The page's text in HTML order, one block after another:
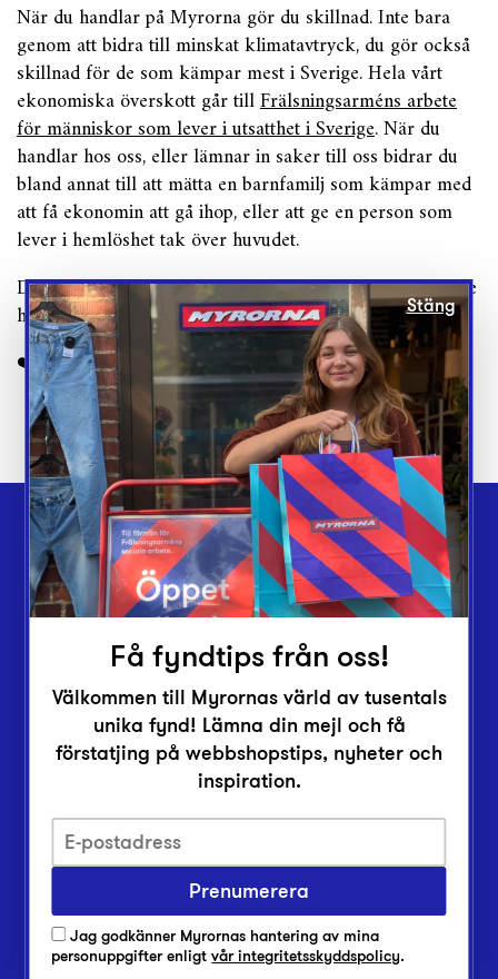
När du handlar på Myrorna gör du skillnad. Inte bara
genom att bidra till minskat klimatavtryck, du gör också
skillnad för de som kämpar mest i Sverige. Hela vårt
ekonomiska överskott går tillFrälsningsarméns arbete
för människor som lever i utsatthet i Sverige. När du
handlar hos oss, eller lämnar in saker till oss bidrar du
bland annat till att mätta en barnfamilj som kämpar med
att få ekonomin att gå ihop, eller att ge en person som
lever i hemlöshet tak över huvudet.
Det behöver inte vara så krångligt att göra skillnad. Varje
handling räknas!
❤️💙
Webbshop
Butiker
Lämna in
Vårt överskott
Inlämningsplatser
Om Myrorna
Pressrum
Kontakt
Stäng
Få fyndtips från oss!
Välkommen till Myrornas värld av tusentals
unika fynd! Lämna din mejl och få
förstatjing på webbshopstips, nyheter och
inspiration.
Prenumerera
Jag godkänner Myrornas hantering av mina
personuppgifter enligtvår integritetsskyddspolicy.